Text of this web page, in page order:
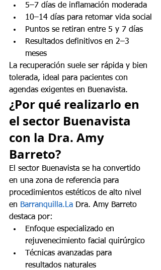
5–7 días de inflamación moderada
10–14 días para retomar vida social
Puntos se retiran entre 5 y 7 días
Resultados definitivos en 2–3
meses
La recuperación suele ser rápida y bien
tolerada, ideal para pacientes con
agendas exigentes en Buenavista.
¿Por qué realizarlo en
el sector Buenavista
con la Dra. Amy
Barreto?
El sector Buenavista se ha convertido
en una zona de referencia para
procedimientos estéticos de alto nivel
en Barranquilla.La Dra. Amy Barreto
destaca por:
Enfoque especializado en
rejuvenecimiento facial quirúrgico
Técnicas avanzadas para
resultados naturales